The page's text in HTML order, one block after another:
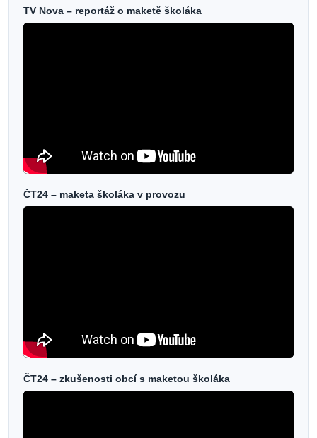
TV Nova – reportáž o maketě školáka
ČT24 – maketa školáka v provozu
ČT24 – zkušenosti obcí s maketou školáka